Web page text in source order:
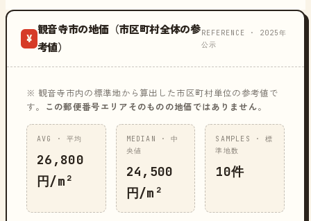
¥
観音寺市の地価（市区町村全体の参
考値）
REFERENCE · 2025年
公示
※ 観音寺市内の標準地から算出した市区町村単位の参考値で
す。
この郵便番号エリアそのものの地価ではありません。
AVG · 平均
26,800
円/m²
MEDIAN · 中
央値
24,500
円/m²
SAMPLES · 標
準地数
10件